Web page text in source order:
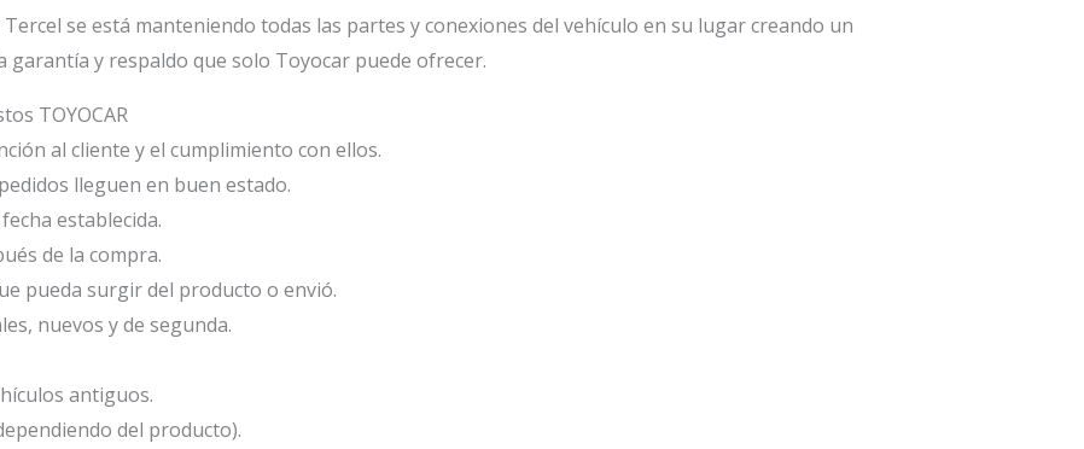
se está manteniendo todas las partes y conexiones del vehículo en su lugar creando un
garantía y respaldo que solo Toyocar puede ofrecer.
TOYOCAR
al cliente y el cumplimiento con ellos.
lleguen en buen estado.
establecida.
de la compra.
pueda surgir del producto o envió.
nuevos y de segunda.
antiguos.
del producto).